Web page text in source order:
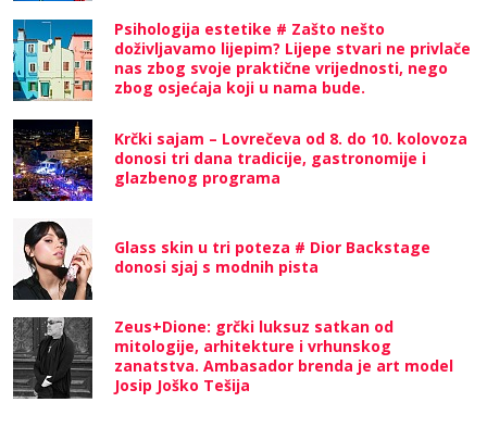
Psihologija estetike # Zašto nešto
doživljavamo lijepim? Lijepe stvari ne privlače
nas zbog svoje praktične vrijednosti, nego
zbog osjećaja koji u nama bude.
Krčki sajam – Lovrečeva od 8. do 10. kolovoza
donosi tri dana tradicije, gastronomije i
glazbenog programa
Glass skin u tri poteza # Dior Backstage
donosi sjaj s modnih pista
Zeus+Dione: grčki luksuz satkan od
mitologije, arhitekture i vrhunskog
zanatstva. Ambasador brenda je art model
Josip Joško Tešija